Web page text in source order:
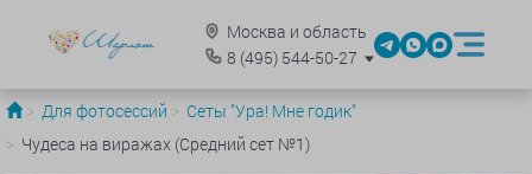
Москва и область
8 (495)544-50-27
Для фотосессий
Сеты "Ура! Мне годик"
Чудеса на виражах (Средний сет №1)